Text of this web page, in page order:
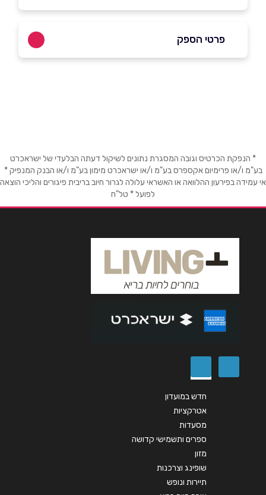
פרטי הספק
אימייל*
הודעה*
* הנפקת הכרטיס וגובה המסגרת נתונים לשיקול דעתה הבלעדי של ישראכרט
בע"מ ו/או פרימיום אקספרס בע"מ ו/או ישראכרט מימון בע"מ ו/או הבנק המנפיק *
אי עמידה בפירעון ההלוואה או האשראי עלולה לגרור חיוב בריבית פיגורים והליכי הוצאה
לפועל * טל"ח
חדש במועדון
אטרקציות
מסעדות
ספרים ותשמישי קדושה
מזון
שופינג וצרכנות
תיירות ונופש